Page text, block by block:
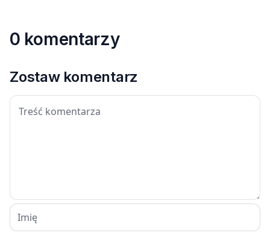
0 komentarzy
Zostaw komentarz